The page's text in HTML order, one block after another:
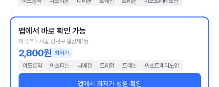
앱에서 바로 확인 가능
마곡역 • 서울 강서구 발산제1동
2,800원 최저가
여드름약
이소티논 니메겐 트레인 트레논 이소트레티노인
앱에서 최저가 병원 확인